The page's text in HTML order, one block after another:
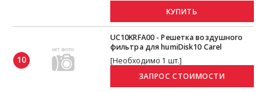
КУПИТЬ
10
UC10KRFA00 - Решетка воздушного
фильтра для humiDisk10 Carel
[Необходимо 1 шт.]